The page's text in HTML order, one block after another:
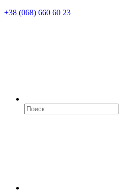
+38 (068) 660 60 23